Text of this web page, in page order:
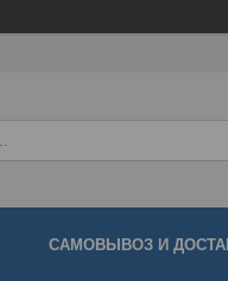
САМОВЫВОЗ И